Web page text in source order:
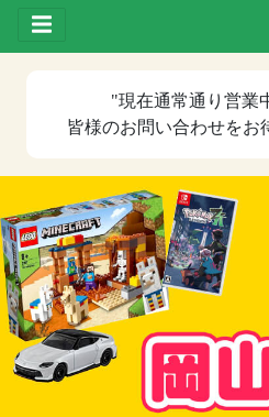
Toggle drawer
"現在通常通り営業
皆様のお問い合わせをお